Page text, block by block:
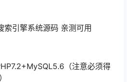
索引擎系统源码 亲测可用
（注意必须得